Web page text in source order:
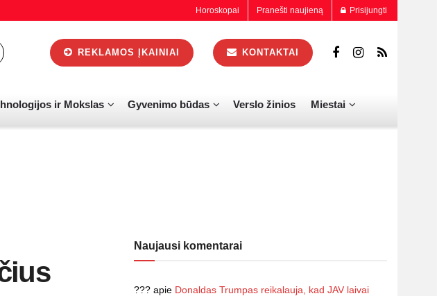
Horoskopai Pranešti naujieną Prisijungti
REKLAMOS ĮKAINIAI KONTAKTAI
ir Mokslas Gyvenimo būdas Verslo žinios Miestai
Naujausi komentarai
??? apie Donaldas Trumpas reikalauja, kad JAV laivai